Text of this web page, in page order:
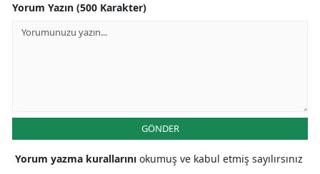
Yorum Yazın (500 Karakter)
GÖNDER
Yorum yazma kurallarını okumuş ve kabul etmiş sayılırsınız